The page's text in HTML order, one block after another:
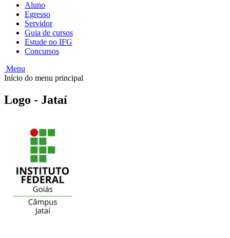
Aluno
Egresso
Servidor
Guia de cursos
Estude no IFG
Concursos
Menu
Início do menu principal
Logo - Jataí